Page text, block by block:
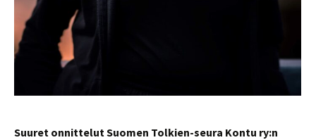
Suuret onnittelut Suomen Tolkien-seura Kontu ry:n